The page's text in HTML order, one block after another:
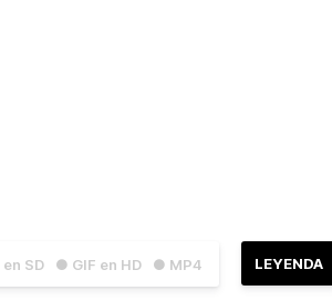
SD ● GIF en HD ● MP4 LEYENDA